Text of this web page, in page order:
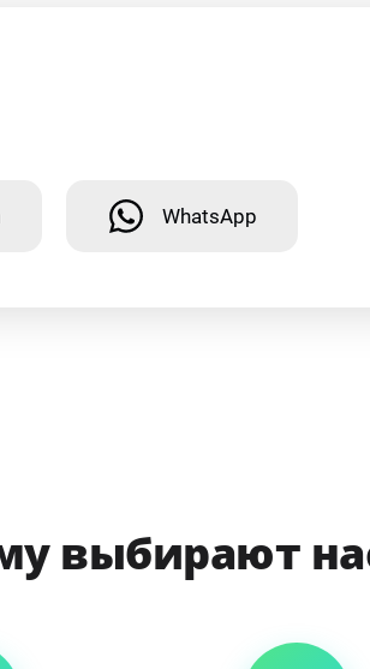
WhatsApp
выбирают